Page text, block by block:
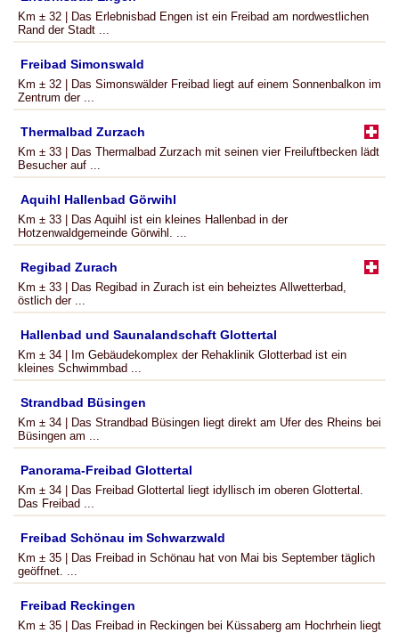
Km ± 32 | Das Erlebnisbad Engen ist ein Freibad am nordwestlichen
Rand der Stadt ...
Freibad Simonswald
Km ± 32 | Das Simonswälder Freibad liegt auf einem Sonnenbalkon im
Zentrum der ...
Thermalbad Zurzach
Km ± 33 | Das Thermalbad Zurzach mit seinen vier Freiluftbecken lädt
Besucher auf ...
Aquihl Hallenbad Görwihl
Km ± 33 | Das Aquihl ist ein kleines Hallenbad in der
Hotzenwaldgemeinde Görwihl. ...
Regibad Zurach
Km ± 33 | Das Regibad in Zurach ist ein beheiztes Allwetterbad,
östlich der ...
Hallenbad und Saunalandschaft Glottertal
Km ± 34 | Im Gebäudekomplex der Rehaklinik Glotterbad ist ein
kleines Schwimmbad ...
Strandbad Büsingen
Km ± 34 | Das Strandbad Büsingen liegt direkt am Ufer des Rheins bei
Büsingen am ...
Panorama-Freibad Glottertal
Km ± 34 | Das Freibad Glottertal liegt idyllisch im oberen Glottertal.
Das Freibad ...
Freibad Schönau im Schwarzwald
Km ± 35 | Das Freibad in Schönau hat von Mai bis September täglich
geöffnet. ...
Freibad Reckingen
Km ± 35 | Das Freibad in Reckingen bei Küssaberg am Hochrhein liegt